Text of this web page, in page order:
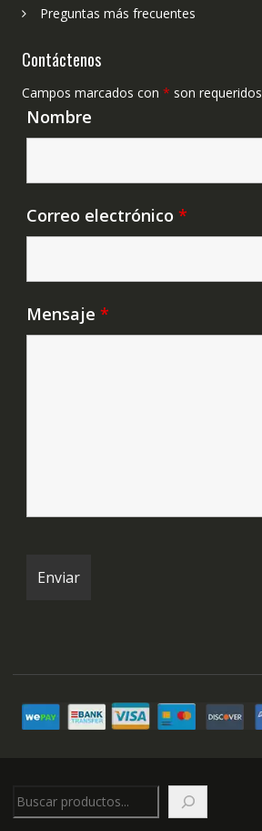
Preguntas más frecuentes
Contáctenos
Campos marcados con * son requeridos
Nombre
Correo electrónico *
Mensaje *